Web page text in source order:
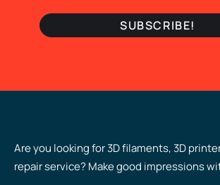
Are you looking for 3D filaments, 3D
repair service? Make good impressions